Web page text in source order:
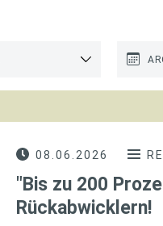
08.06.2026
"Bis zu 200
Rückabwicklern!